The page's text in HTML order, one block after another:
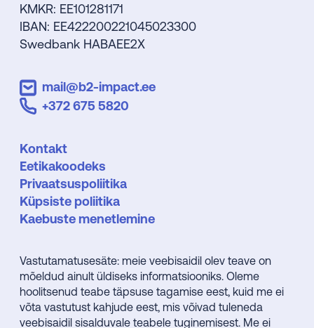
KMKR: EE101281171
IBAN: EE422200221045023300
Swedbank HABAEE2X
mail@b2-impact.ee
+372 675 5820
Kontakt
Eetikakoodeks
Privaatsuspoliitika
Küpsiste poliitika
Kaebuste menetlemine
Vastutamatusesäte: meie veebisaidil olev teave on
mõeldud ainult üldiseks informatsiooniks. Oleme
hoolitsenud teabe täpsuse tagamise eest, kuid me ei
võta vastutust kahjude eest, mis võivad tuleneda
veebisaidil sisalduvale teabele tuginemisest. Me ei